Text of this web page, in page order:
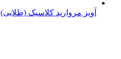
آویز مروارید کلاسیک (طلایی)